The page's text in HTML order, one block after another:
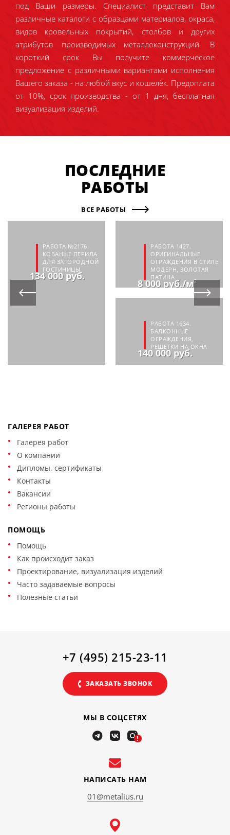
под Ваши размеры. Специалист представит Вам
различные каталоги с образцами материалов, окраса,
видов кровельных покрытий, столбов и других
атрибутов производимых металлоконструкций. В
короткий срок Вы получите коммерческое
предложение с различными вариантами исполнения
Вашего заказа - на любой вкус и кошелёк. Предоплата
от 10%, срок производства - от 1 дня, бесплатная
визуализация изделий.
ПОСЛЕДНИЕ
РАБОТЫ
ВСЕ РАБОТЫ
РАБОТА №2176.
КОВАНЫЕ ПЕРИЛА
ДЛЯ ЗАГОРОДНОЙ
ГОСТИНИЦЫ
134 000 руб.
РАБОТА 1427.
ОРИГИНАЛЬНЫЕ
ОГРАЖДЕНИЯ В СТИЛЕ
МОДЕРН, ЗОЛОТАЯ
ПАТИНА
8 000 руб./м²
РАБОТА 1634.
БАЛКОННЫЕ
ОГРАЖДЕНИЯ,
РЕШЕТКИ НА ОКНА
140 000 руб.
ГАЛЕРЕЯ РАБОТ
Галерея работ
О компании
Дипломы, сертификаты
Контакты
Вакансии
Регионы работы
ПОМОЩЬ
Помощь
Как происходит заказ
Проектирование, визуализация изделий
Часто задаваемые вопросы
Полезные статьи
НАПИСАТЬ НАМ
01@metalius.ru
МЫ В СОЦСЕТЯХ
!
+7 (495) 215-23-11
ЗАКАЗАТЬ ЗВОНОК